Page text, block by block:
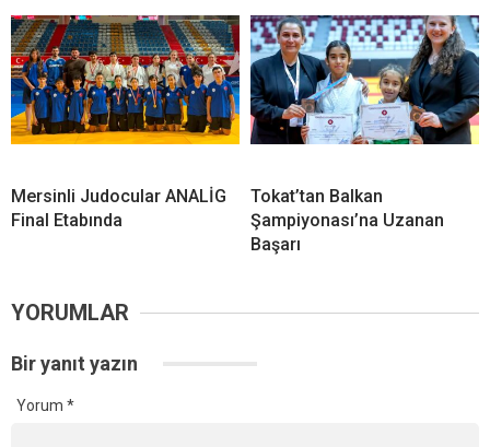
Mersinli Judocular ANALİG
Final Etabında
Tokat’tan Balkan
Şampiyonası’na Uzanan
Başarı
YORUMLAR
Bir yanıt yazın
Yorum *